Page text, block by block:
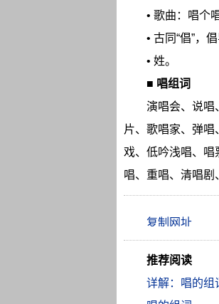
• 歌曲：唱个
• 古同“倡”，倡
• 姓。
■ 唱组词
演唱会、说唱
片、歌唱家、弹
戏、低吟浅唱、唱
唱、重唱、清唱剧
推荐阅读
详解：唱的组